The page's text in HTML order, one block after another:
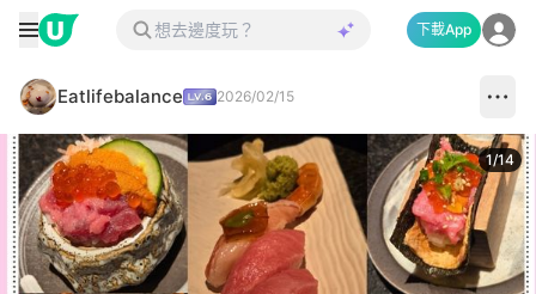
下載App
Eatlifebalance 2026/02/15
1/14